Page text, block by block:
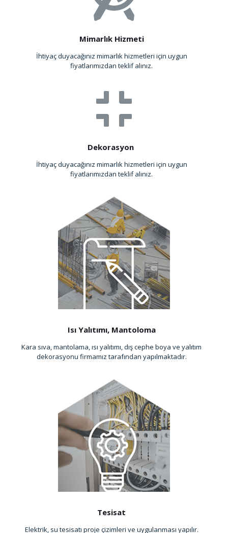
Mimarlık Hizmeti
İhtiyaç duyacağınız mimarlık hizmetleri için uygun
fiyatlarımızdan teklif alınız.
Dekorasyon
İhtiyaç duyacağınız mimarlık hizmetleri için uygun
fiyatlarımızdan teklif alınız.
Isı Yalıtımı, Mantoloma
Kara sıva, mantolama, ısı yalıtımı, dış cephe boya ve yalıtım
dekorasyonu firmamız tarafından yapılmaktadır.
Tesisat
Elektrik, su tesisatı proje çizimleri ve uygulanması yapılır.